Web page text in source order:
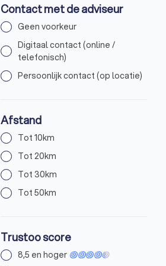
Contact met de adviseur
Geen voorkeur
Digitaal contact (online /
telefonisch)
Persoonlijk contact (op locatie)
Afstand
Tot 10km
Tot 20km
Tot 30km
Tot 50km
Trustoo score
8,5 en hoger